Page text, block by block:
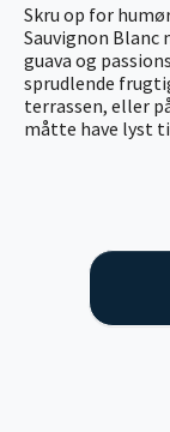
Skru op for
Sauvignon
guava og
sprudlende
terrassen, eller
måtte have lyst